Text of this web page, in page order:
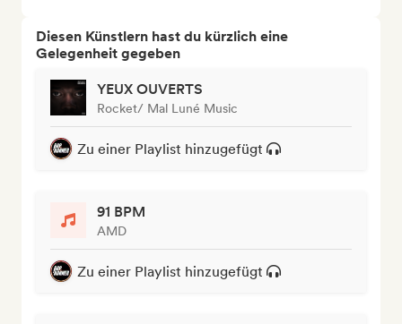
Diesen Künstlern hast du kürzlich eine
Gelegenheit gegeben
YEUX OUVERTS
Rocket/ Mal Luné Music
Zu einer Playlist hinzugefügt
91 BPM
AMD
Zu einer Playlist hinzugefügt